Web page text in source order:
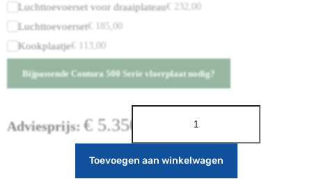
Luchttoevoerset voor draaiplateau€ 232,00
Luchttoevoerset€ 185,00
Kookplaatje€ 113,00
Bijpassende Contura 500 Serie vloerplaat nodig?
Adviesprijs: € 5.350,00
Toevoegen aan winkelwagen